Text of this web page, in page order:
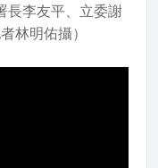
長李友平、立委謝
林明佑攝）